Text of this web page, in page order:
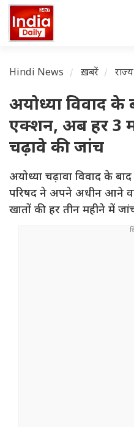
Hindi News ख़बरें राज्य
अयोध्या विवाद के
एक्शन, अब हर 3
चढ़ावे की जांच
अयोध्या चढ़ावा विवाद के बाद
परिषद ने अपने अधीन आने
खातों की हर तीन महीने में